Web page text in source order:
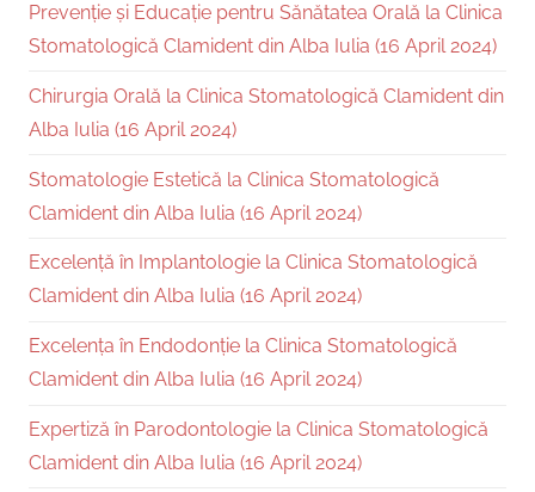
Prevenție și Educație pentru Sănătatea Orală la Clinica
Stomatologică Clamident din Alba Iulia (16 April 2024)
Chirurgia Orală la Clinica Stomatologică Clamident din
Alba Iulia (16 April 2024)
Stomatologie Estetică la Clinica Stomatologică
Clamident din Alba Iulia (16 April 2024)
Excelență în Implantologie la Clinica Stomatologică
Clamident din Alba Iulia (16 April 2024)
Excelența în Endodonție la Clinica Stomatologică
Clamident din Alba Iulia (16 April 2024)
Expertiză în Parodontologie la Clinica Stomatologică
Clamident din Alba Iulia (16 April 2024)